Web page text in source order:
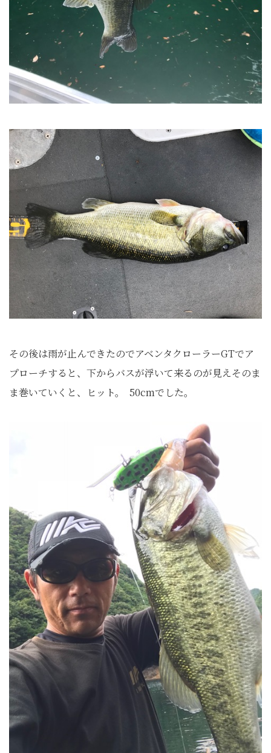
その後は雨が止んできたのでアベンタクローラーGTでア
プローチすると、下からバスが浮いて来るのが見えそのま
ま巻いていくと、ヒット。
50cmでした。